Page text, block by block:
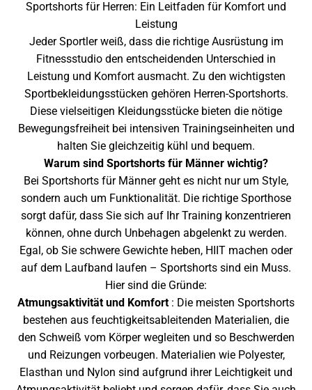
Sportshorts für Herren: Ein Leitfaden für Komfort und
Leistung
Jeder Sportler weiß, dass die richtige Ausrüstung im
Fitnessstudio den entscheidenden Unterschied in
Leistung und Komfort ausmacht. Zu den wichtigsten
Sportbekleidungsstücken gehören Herren-Sportshorts.
Diese vielseitigen Kleidungsstücke bieten die nötige
Bewegungsfreiheit bei intensiven Trainingseinheiten und
halten Sie gleichzeitig kühl und bequem.
Warum sind Sportshorts für Männer wichtig?
Bei Sportshorts für Männer geht es nicht nur um Style,
sondern auch um Funktionalität. Die richtige Sporthose
sorgt dafür, dass Sie sich auf Ihr Training konzentrieren
können, ohne durch Unbehagen abgelenkt zu werden.
Egal, ob Sie schwere Gewichte heben, HIIT machen oder
auf dem Laufband laufen – Sportshorts sind ein Muss.
Hier sind die Gründe:
Atmungsaktivität und Komfort: Die meisten Sportshorts
bestehen aus feuchtigkeitsableitenden Materialien, die
den Schweiß vom Körper wegleiten und so Beschwerden
und Reizungen vorbeugen. Materialien wie Polyester,
Elasthan und Nylon sind aufgrund ihrer Leichtigkeit und